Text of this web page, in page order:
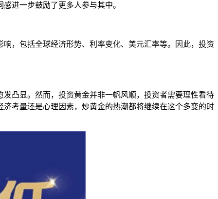
进一步鼓励了更多人参与其中。
，包括全球经济形势、利率变化、美元汇率等。因此，投资
凸显。然而，投资黄金并非一帆风顺，投资者需要理性看待
考量还是心理因素，炒黄金的热潮都将继续在这个多变的时